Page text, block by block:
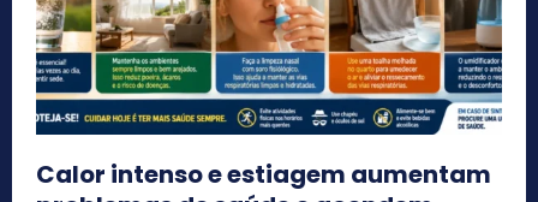
Calor intenso e estiagem aumentam